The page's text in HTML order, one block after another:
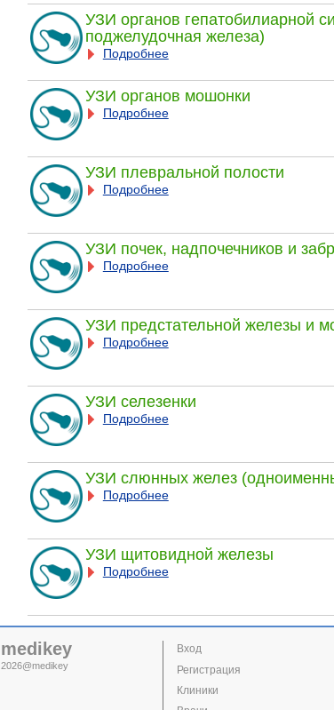
УЗИ органов гепатобилиарной
поджелудочная железа)
Подробнее
УЗИ органов мошонки
Подробнее
УЗИ плевральной полости
Подробнее
УЗИ почек, надпочечников и
Подробнее
УЗИ предстательной железы и
Подробнее
УЗИ селезенки
Подробнее
УЗИ слюнных желез
Подробнее
УЗИ щитовидной железы
Подробнее
medikey
2026@medikey
Вход
Регистрация
Клиники